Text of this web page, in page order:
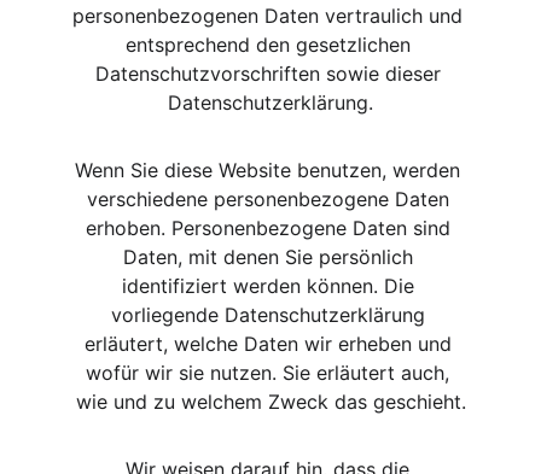
personenbezogenen Daten vertraulich und
entsprechend den gesetzlichen
Datenschutzvorschriften sowie dieser
Datenschutzerklärung.
Wenn Sie diese Website benutzen, werden
verschiedene personenbezogene Daten
erhoben. Personenbezogene Daten sind
Daten, mit denen Sie persönlich
identifiziert werden können. Die
vorliegende Datenschutzerklärung
erläutert, welche Daten wir erheben und
wofür wir sie nutzen. Sie erläutert auch,
wie und zu welchem Zweck das geschieht.
Wir weisen darauf hin, dass die